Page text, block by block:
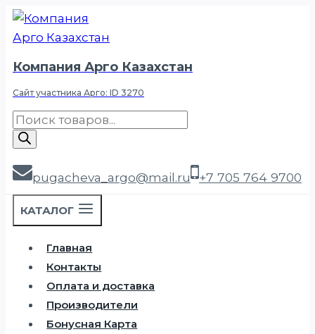
Перейти
Компания Арго Казахстан
Сайт участника Арго: ID 3270
Поиск
товаров
pugacheva_argo@mail.ru +7 705 764 9700
КАТАЛОГ
Главная
Контакты
Оплата и доставка
Производители
Бонусная Карта